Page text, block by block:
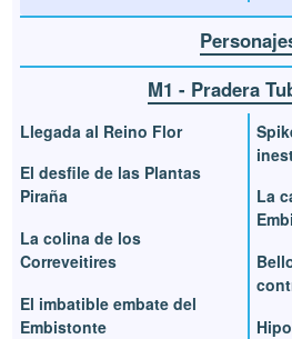
M1 - Pradera
Llegada al Reino Flor
El desfile de las Plantas
Piraña
La colina de los
Correveitires
El imbatible embate del
Embistonte
La